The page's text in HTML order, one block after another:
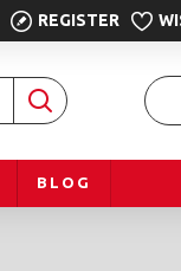
REGISTER
BLOG